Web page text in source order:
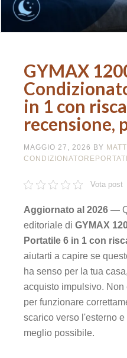
GYMAX
in 1 con
recensione,
MAGGIO 27, 2026 BY
Vota post
Aggiornato al 2026 —
editoriale di GYMAX
Portatile 6 in 1 con
aiutarti a capire se
ha senso per la tua
acquisto impulsivo.
per funzionare
scarico verso l'esterno
meglio possibile.